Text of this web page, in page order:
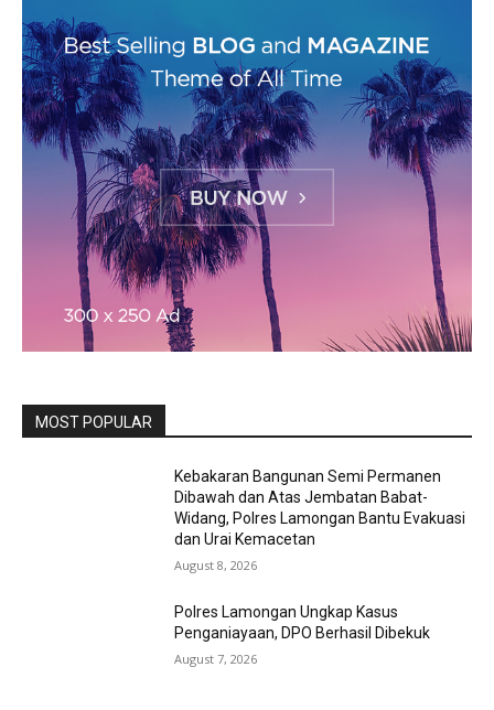
MOST POPULAR
Kebakaran Bangunan Semi Permanen
Dibawah dan Atas Jembatan Babat-
Widang, Polres Lamongan Bantu Evakuasi
dan Urai Kemacetan
August 8, 2026
Polres Lamongan Ungkap Kasus
Penganiayaan, DPO Berhasil Dibekuk
August 7, 2026